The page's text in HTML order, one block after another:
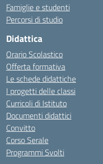
Famiglie e studenti
Percorsi di studio
Didattica
Orario Scolastico
Offerta formativa
Le schede didattiche
I progetti delle classi
Curricoli di Istituto
Documenti didattici
Convitto
Corso Serale
Programmi Svolti